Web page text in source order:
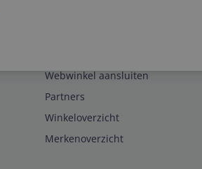
Webwinkel aansluiten
Partners
Winkeloverzicht
Merkenoverzicht